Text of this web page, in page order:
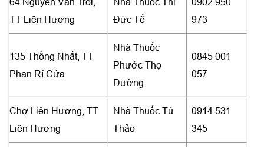
TT Liên Hương
Đức Tế
973
135 Thống Nhất, TT
Phan Rí Cửa
Nhà Thuốc
Phước Thọ
Đường
0845 001
057
Chợ Liên Hương, TT
Liên Hương
Nhà Thuốc Tú
Thảo
0914 531
345